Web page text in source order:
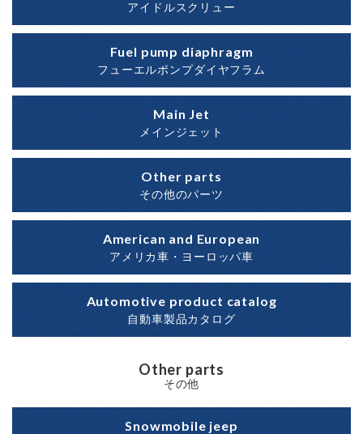
アイドルスクリュー
Fuel pump diaphragm
フューエルポンプダイヤフラム
Main Jet
メインジェット
Other parts
その他のパーツ
American and European
アメリカ車・ヨーロッパ車
Automotive product catalog
自動車製品カタログ
Other parts
その他
Snowmobile jeep